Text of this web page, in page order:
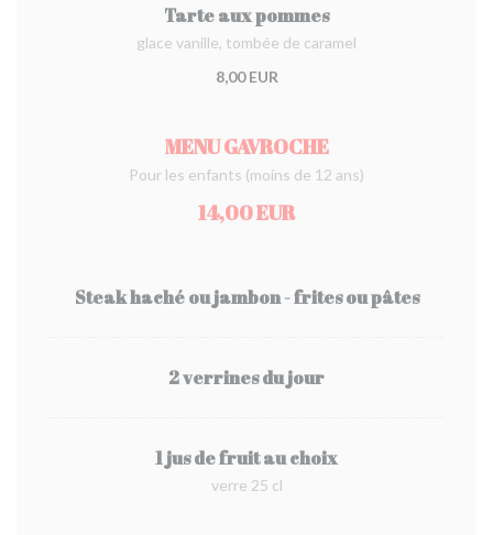
Tarte aux pommes
glace vanille, tombée de caramel
8,00 EUR
MENU GAVROCHE
Pour les enfants (moins de 12 ans)
14,00 EUR
Steak haché ou jambon - frites ou pâtes
2 verrines du jour
1 jus de fruit au choix
verre 25 cl